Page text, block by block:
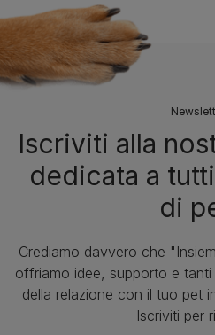
Iscriviti alla
dedicata a
di
Crediamo davvero che
offriamo idee, supporto e
della relazione con il tuo pet
Iscriviti per